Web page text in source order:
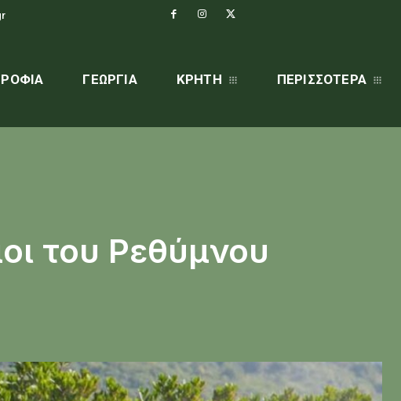
ΓΕΩΡΓΊΑ ΚΡΗΤΗ ΠΕΡΙΣΣΌΤΕΡΑ
του Ρεθύμνου